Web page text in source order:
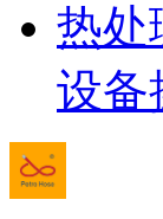
热处
设备